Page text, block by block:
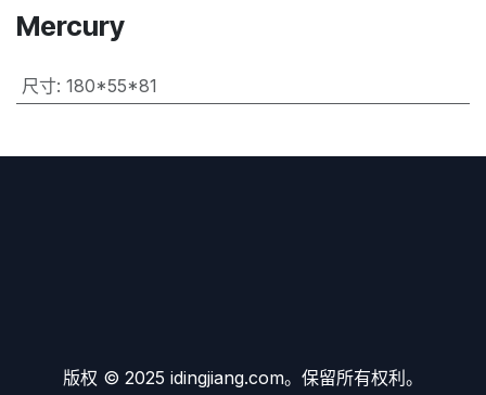
Mercury
尺寸: 180*55*81
版权 © 2025 idingjiang.com。保留所有权利。